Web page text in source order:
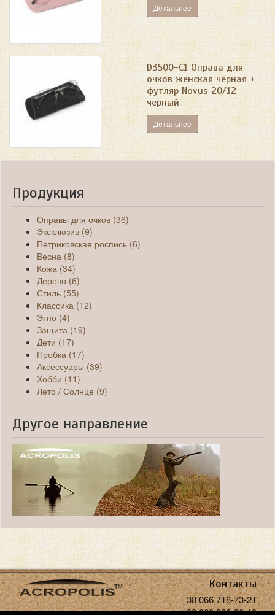
Детальнее
D3500-C1 Оправа для
очков женская черная +
футляр Novus 20/12
черный
Детальнее
Продукция
Оправы для очков (36)
Эксклюзив (9)
Петриковская роспись (6)
Весна (8)
Кожа (34)
Дерево (6)
Стиль (55)
Классика (12)
Этно (4)
Защита (19)
Дети (17)
Пробка (17)
Аксессуары (39)
Хобби (11)
Лето / Солнце (9)
Другое направление
Контакты
+38 066 718-73-21
+38 068 936-30-18